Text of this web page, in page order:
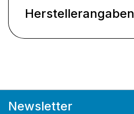
Herstellerangaben
Newsletter